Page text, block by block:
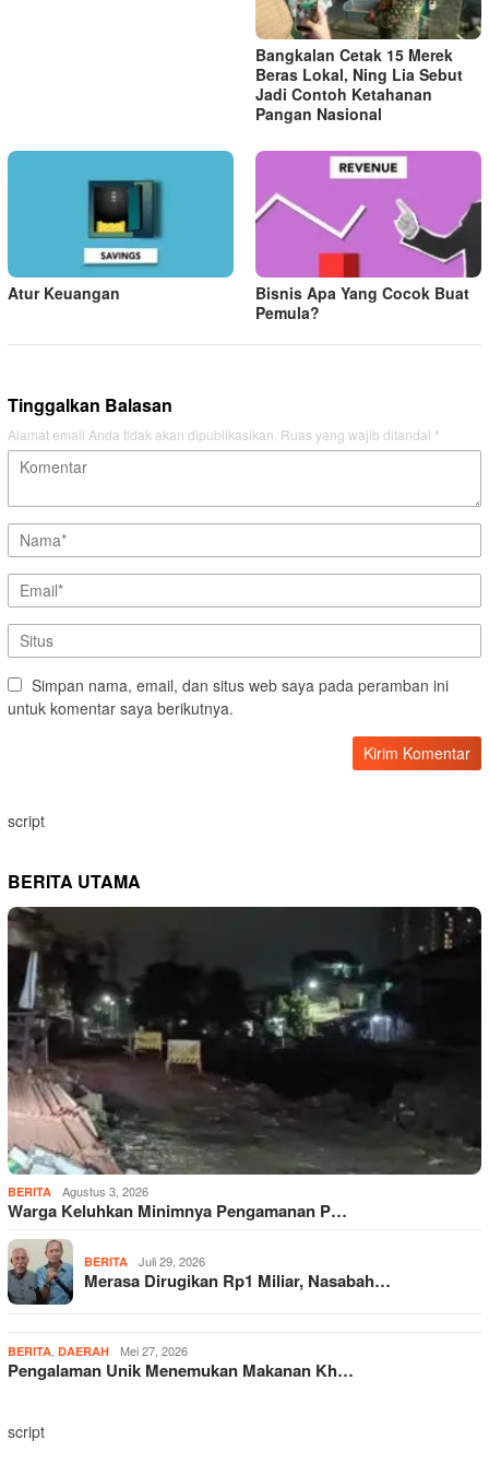
Bangkalan Cetak 15 Merek
Beras Lokal, Ning Lia Sebut
Jadi Contoh Ketahanan
Pangan Nasional
Atur Keuangan
Bisnis Apa Yang Cocok Buat
Pemula?
Tinggalkan Balasan
Alamat email Anda tidak akan dipublikasikan. Ruas yang wajib ditandai *
Simpan nama, email, dan situs web saya pada peramban ini
untuk komentar saya berikutnya.
script
BERITA UTAMA
BERITA Agustus 3, 2026
Warga Keluhkan Minimnya Pengamanan P…
BERITA Juli 29, 2026
Merasa Dirugikan Rp1 Miliar, Nasabah…
BERITA, DAERAH Mei 27, 2026
Pengalaman Unik Menemukan Makanan Kh…
script